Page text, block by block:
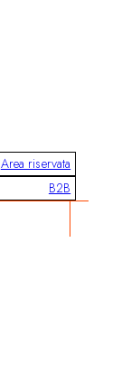
Area riservata
B2B